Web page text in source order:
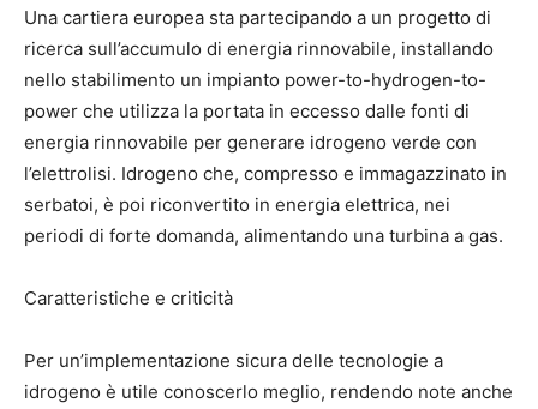
Una cartiera europea sta partecipando a un progetto di
ricerca sull’accumulo di energia rinnovabile, installando
nello stabilimento un impianto power-to-hydrogen-to-
power che utilizza la portata in eccesso dalle fonti di
energia rinnovabile per generare idrogeno verde con
l’elettrolisi. Idrogeno che, compresso e immagazzinato in
serbatoi, è poi riconvertito in energia elettrica, nei
periodi di forte domanda, alimentando una turbina a gas.
Caratteristiche e criticità
Per un’implementazione sicura delle tecnologie a
idrogeno è utile conoscerlo meglio, rendendo note anche